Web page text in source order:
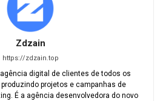
Zdzain
https://zdzain.top
digital de clientes de todos os
projetos e campanhas de
É a agência desenvolvedora do novo